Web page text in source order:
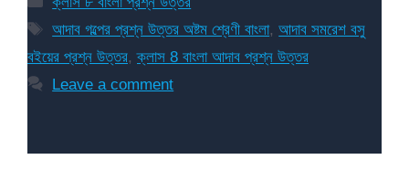
Tags
আদাব গল্পের প্রশ্ন উত্তর অষ্টম শ্রেণী বাংলা,আদাব সমরেশ বসু
বইয়ের প্রশ্ন উত্তর,ক্লাস 8 বাংলা আদাব প্রশ্ন উত্তর
Leave a comment